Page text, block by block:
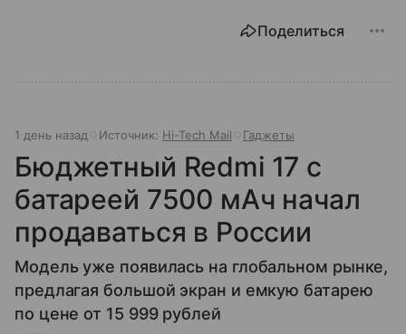
Поделиться
1 день назад Источник: Hi-Tech Mail Гаджеты
Бюджетный Redmi 17 с
батареей 7500 мАч начал
продаваться в России
Модель уже появилась на глобальном рынке,
предлагая большой экран и емкую батарею
по цене от 15 999 рублей